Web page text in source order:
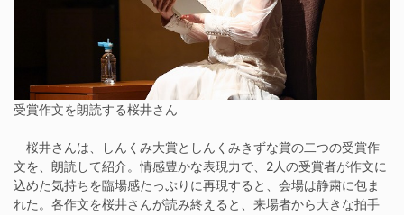
受賞作文を朗読する桜井さん
桜井さんは、しんくみ大賞としんくみきずな賞の二つの受賞作
文を、朗読して紹介。情感豊かな表現力で、2人の受賞者が作文に
込めた気持ちを臨場感たっぷりに再現すると、会場は静粛に包ま
れた。各作文を桜井さんが読み終えると、来場者から大きな拍手